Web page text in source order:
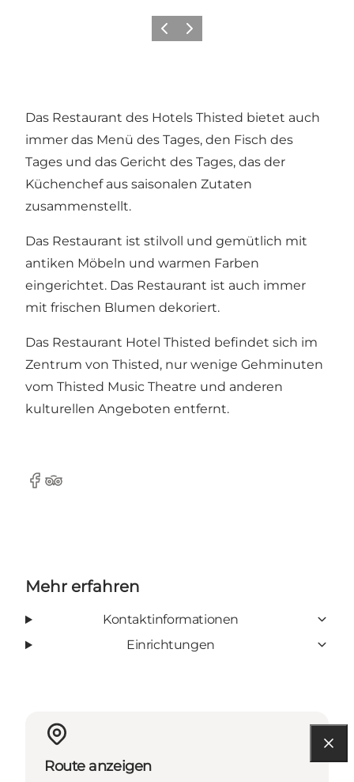
ZurückWeiter
Das Restaurant des Hotels Thisted bietet auch
immer das Menü des Tages, den Fisch des
Tages und das Gericht des Tages, das der
Küchenchef aus saisonalen Zutaten
zusammenstellt.
Das Restaurant ist stilvoll und gemütlich mit
antiken Möbeln und warmen Farben
eingerichtet. Das Restaurant ist auch immer
mit frischen Blumen dekoriert.
Das Restaurant Hotel Thisted befindet sich im
Zentrum von Thisted, nur wenige Gehminuten
vom Thisted Music Theatre und anderen
kulturellen Angeboten entfernt.
Facebook
TripAdvisor
Mehr erfahren
Kontaktinformationen
Einrichtungen
Route anzeigen